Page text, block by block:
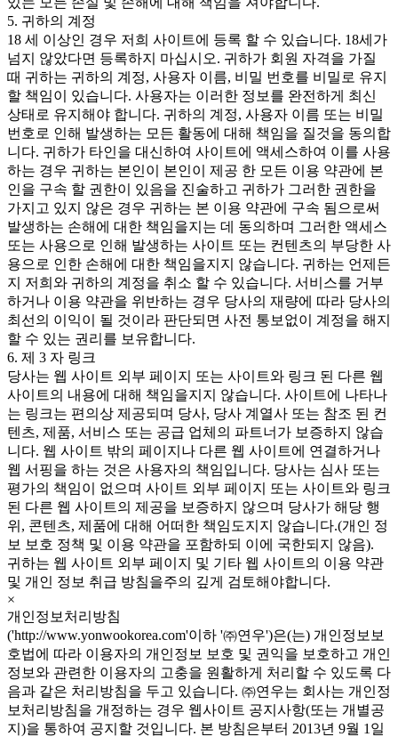
5. 귀하의 계정
18 세 이상인 경우 저희 사이트에 등록 할 수 있습니다. 18세가
넘지 않았다면 등록하지 마십시오. 귀하가 회원 자격을 가질
때 귀하는 귀하의 계정, 사용자 이름, 비밀 번호를 비밀로 유지
할 책임이 있습니다. 사용자는 이러한 정보를 완전하게 최신
상태로 유지해야 합니다. 귀하의 계정, 사용자 이름 또는 비밀
번호로 인해 발생하는 모든 활동에 대해 책임을 질것을 동의합
니다. 귀하가 타인을 대신하여 사이트에 액세스하여 이를 사용
하는 경우 귀하는 본인이 본인이 제공 한 모든 이용 약관에 본
인을 구속 할 권한이 있음을 진술하고 귀하가 그러한 권한을
가지고 있지 않은 경우 귀하는 본 이용 약관에 구속 됨으로써
발생하는 손해에 대한 책임을지는 데 동의하며 그러한 액세스
또는 사용으로 인해 발생하는 사이트 또는 컨텐츠의 부당한 사
용으로 인한 손해에 대한 책임을지지 않습니다. 귀하는 언제든
지 저희와 귀하의 계정을 취소 할 수 있습니다. 서비스를 거부
하거나 이용 약관을 위반하는 경우 당사의 재량에 따라 당사의
최선의 이익이 될 것이라 판단되면 사전 통보없이 계정을 해지
할 수 있는 권리를 보유합니다.
6. 제 3 자 링크
당사는 웹 사이트 외부 페이지 또는 사이트와 링크 된 다른 웹
사이트의 내용에 대해 책임을지지 않습니다. 사이트에 나타나
는 링크는 편의상 제공되며 당사, 당사 계열사 또는 참조 된 컨
텐츠, 제품, 서비스 또는 공급 업체의 파트너가 보증하지 않습
니다. 웹 사이트 밖의 페이지나 다른 웹 사이트에 연결하거나
웹 서핑을 하는 것은 사용자의 책임입니다. 당사는 심사 또는
평가의 책임이 없으며 사이트 외부 페이지 또는 사이트와 링크
된 다른 웹 사이트의 제공을 보증하지 않으며 당사가 해당 행
위, 콘텐츠, 제품에 대해 어떠한 책임도지지 않습니다.(개인 정
보 보호 정책 및 이용 약관을 포함하되 이에 국한되지 않음).
귀하는 웹 사이트 외부 페이지 및 기타 웹 사이트의 이용 약관
및 개인 정보 취급 방침을주의 깊게 검토해야합니다.
×
개인정보처리방침
('http://www.yonwookorea.com'이하 '㈜연우')은(는) 개인정보보
호법에 따라 이용자의 개인정보 보호 및 권익을 보호하고 개인
정보와 관련한 이용자의 고충을 원활하게 처리할 수 있도록 다
음과 같은 처리방침을 두고 있습니다. ㈜연우는 회사는 개인정
보처리방침을 개정하는 경우 웹사이트 공지사항(또는 개별공
지)을 통하여 공지할 것입니다. 본 방침은부터 2013년 9월 1일